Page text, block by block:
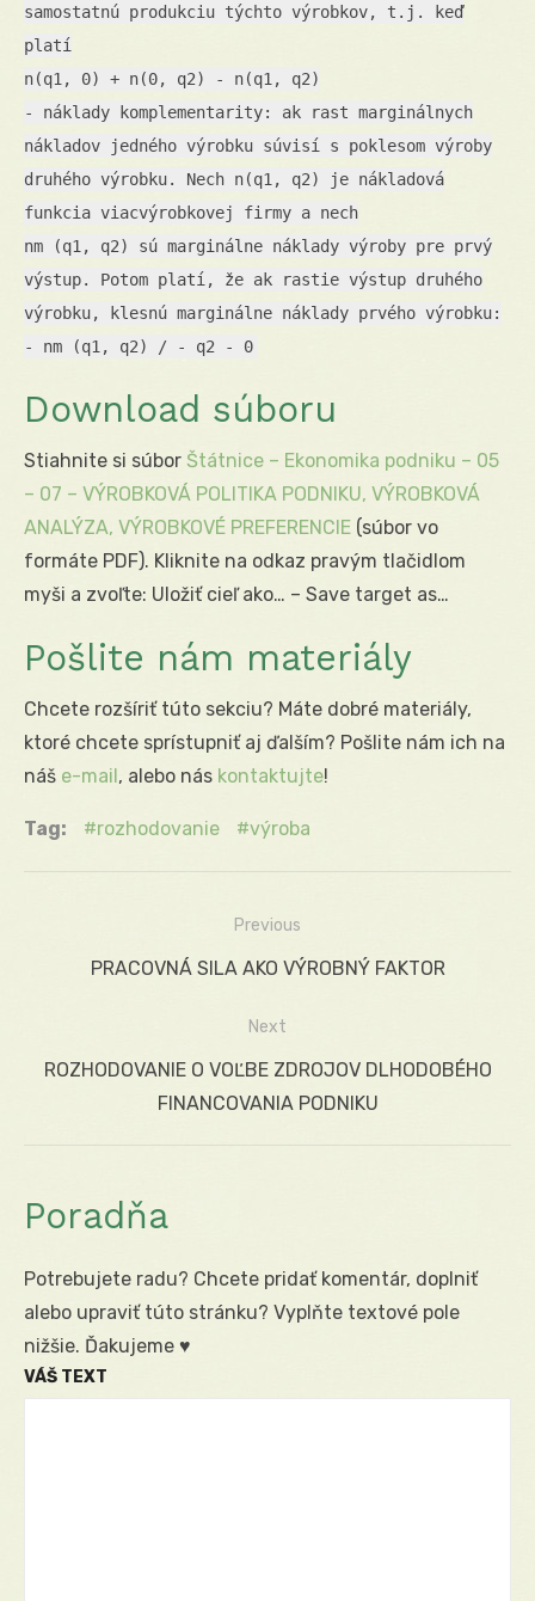
samostatnú produkciu týchto výrobkov, t.j. keď
platí
n(q1, 0) + n(0, q2) - n(q1, q2)
- náklady komplementarity: ak rast marginálnych
nákladov jedného výrobku súvisí s poklesom výroby
druhého výrobku. Nech n(q1, q2) je nákladová
funkcia viacvýrobkovej firmy a nech
nm (q1, q2) sú marginálne náklady výroby pre prvý
výstup. Potom platí, že ak rastie výstup druhého
výrobku, klesnú marginálne náklady prvého výrobku:
- nm (q1, q2) / - q2 - 0
Download súboru
Stiahnite si súbor Štátnice – Ekonomika podniku – 05
– 07 – VÝROBKOVÁ POLITIKA PODNIKU, VÝROBKOVÁ
ANALÝZA, VÝROBKOVÉ PREFERENCIE (súbor vo
formáte PDF). Kliknite na odkaz pravým tlačidlom
myši a zvoľte: Uložiť cieľ ako… – Save target as…
Pošlite nám materiály
Chcete rozšíriť túto sekciu? Máte dobré materiály,
ktoré chcete sprístupniť aj ďalším? Pošlite nám ich na
náš e-mail, alebo nás kontaktujte!
Tag: rozhodovanie výroba
Navigácia
Previous
Previous
PRACOVNÁ SILA AKO VÝROBNÝ FAKTOR
Next
Next
ROZHODOVANIE O VOĽBE ZDROJOV DLHODOBÉHO
FINANCOVANIA PODNIKU
Poradňa
Potrebujete radu? Chcete pridať komentár, doplniť
alebo upraviť túto stránku? Vyplňte textové pole
nižšie. Ďakujeme ♥
VÁŠ TEXT